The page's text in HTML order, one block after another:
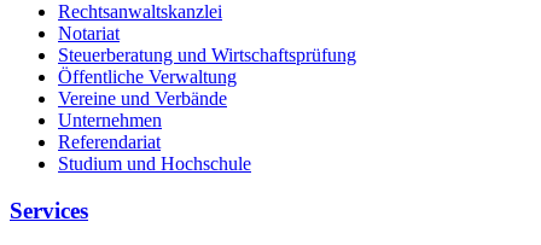
Rechtsanwaltskanzlei
Notariat
Steuerberatung und Wirtschaftsprüfung
Öffentliche Verwaltung
Vereine und Verbände
Unternehmen
Referendariat
Studium und Hochschule
Services